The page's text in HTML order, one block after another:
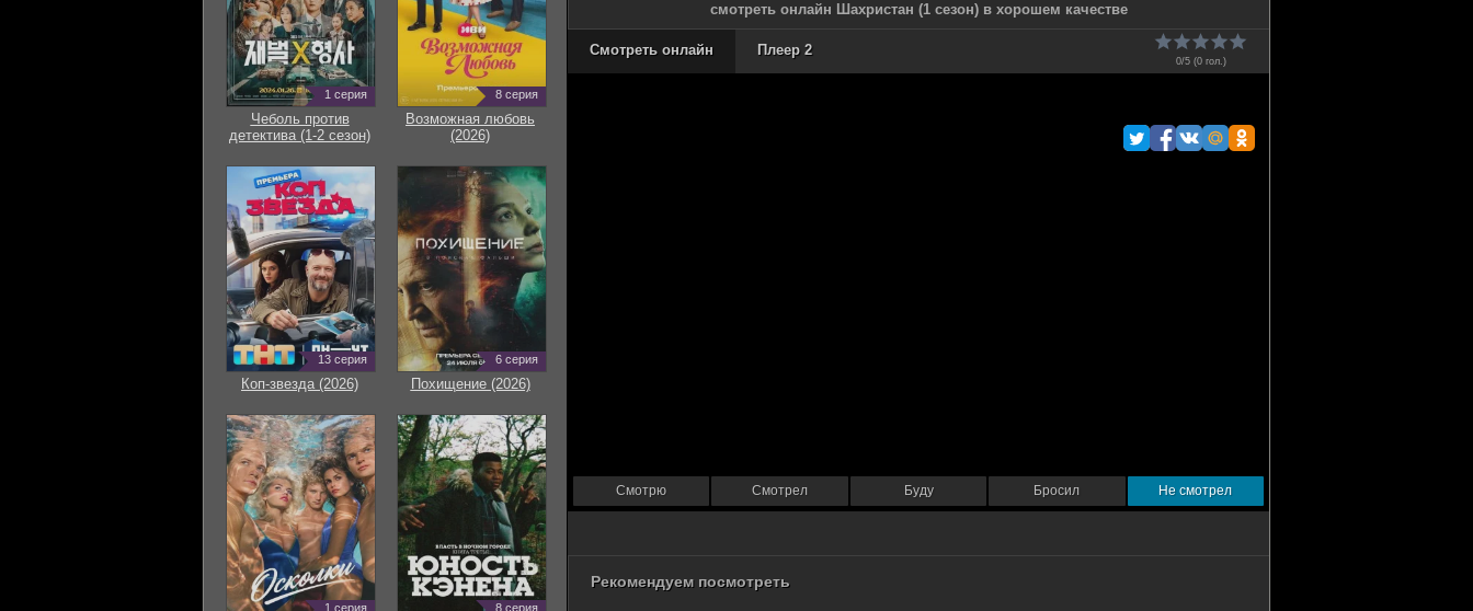
смотреть онлайн Шахристан (1 сезон) в хорошем качестве
0/5 (0гол.)
Смотреть онлайн Плеер 2
Смотрю Смотрел Буду Бросил Не смотрел
Рекомендуем посмотреть
1 серия
Чеболь против
детектива (1-2 сезон)
8 серия
Возможная любовь
(2026)
13 серия
Коп-звезда (2026)
6 серия
Похищение (2026)
1 серия 8 серия